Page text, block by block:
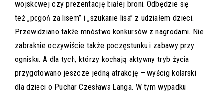
wojskowej czy prezentację białej broni. Odbędzie się
też „pogoń za lisem” i „szukanie lisa” z udziałem dzieci.
Przewidziano także mnóstwo konkursów z nagrodami. Nie
zabraknie oczywiście także poczęstunku i zabawy przy
ognisku. A dla tych, którzy kochają aktywny tryb życia
przygotowano jeszcze jedną atrakcję – wyścig kolarski
dla dzieci o Puchar Czesława Langa. W tym wypadku